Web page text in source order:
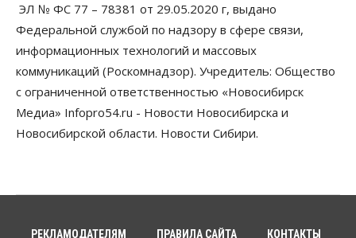
Авто Общество
Треть автовладельцев в Новосибирской области
«поставили машины на прикол»
07 Августа 2026, 13:00
Власть
Школы, библиотеки, пешеходные тротуары:
депутаты Госдумы контролируют работы на
социальных объектах
07 Августа 2026, 12:35
Синоптики рассказали о погоде в Новосибирске
ЭЛ № ФС 77 – 78381 от 29.05.2020 г, выдано
Федеральной службой по надзору в сфере связи,
информационных технологий и массовых
коммуникаций (Роскомнадзор). Учредитель: Общество
с ограниченной ответственностью «Новосибирск
Медиа» Infopro54.ru - Новости Новосибирска и
Новосибирской области. Новости Сибири.
РЕКЛАМОДАТЕЛЯМ ПРАВИЛА САЙТА КОНТАКТЫ